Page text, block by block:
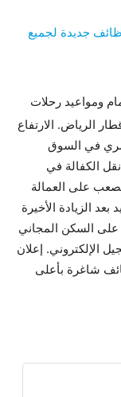
جديدة لجميع
ومواعيد رحلات
الرياض. الارتفاع
في السوق
الكفالة في
على العمالة
الزيادة الأخيرة
السكن المجاني
الإلكتروني. إعلان
شاغرة بأعلى